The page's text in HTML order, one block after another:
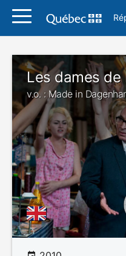
Les dames de
v.o. : Made in